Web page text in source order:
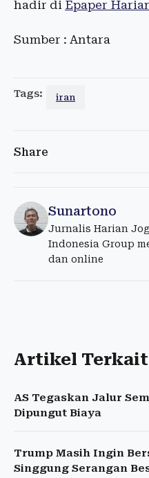
hadir di Epaper
Sumber : Antara
Tags: iran
Share
Sunartono
Jurnalis Harian
Indonesia Group
dan online
Artikel Terkait
AS Tegaskan Jalur
Dipungut Biaya
Trump Masih Ingin
Singgung Serangan